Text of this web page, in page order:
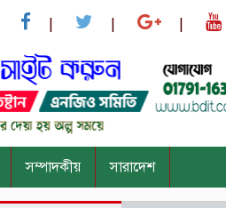
সম্পাদকীয় সারাদেশ